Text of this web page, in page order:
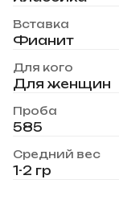
Вставка
Фианит
Для кого
Для женщин
Проба
585
Средний вес
1-2 гр